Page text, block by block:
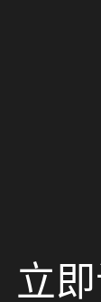
立